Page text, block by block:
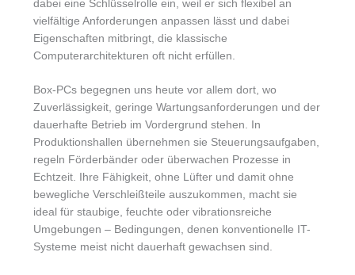
dabei eine Schlüsselrolle ein, weil er sich flexibel an
vielfältige Anforderungen anpassen lässt und dabei
Eigenschaften mitbringt, die klassische
Computerarchitekturen oft nicht erfüllen.
Box-PCs begegnen uns heute vor allem dort, wo
Zuverlässigkeit, geringe Wartungsanforderungen und der
dauerhafte Betrieb im Vordergrund stehen. In
Produktionshallen übernehmen sie Steuerungsaufgaben,
regeln Förderbänder oder überwachen Prozesse in
Echtzeit. Ihre Fähigkeit, ohne Lüfter und damit ohne
bewegliche Verschleißteile auszukommen, macht sie
ideal für staubige, feuchte oder vibrationsreiche
Umgebungen – Bedingungen, denen konventionelle IT-
Systeme meist nicht dauerhaft gewachsen sind.